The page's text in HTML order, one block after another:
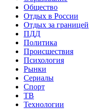
Общество
Отдых в России
Отдых за границей
ПДД
Политика
Происшествия
Психология
Рынки
Сериалы
Спорт
ТВ
Технологии